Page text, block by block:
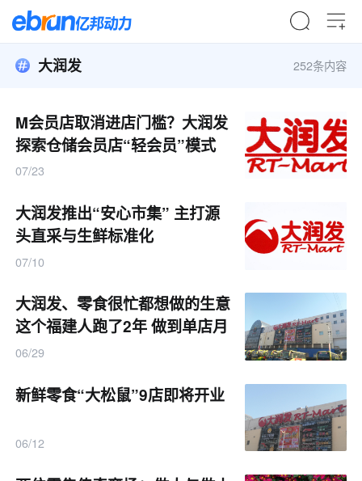
大润发 252条内容
M会员店取消进店门槛？大润发
探索仓储会员店“轻会员”模式
07/23
大润发推出“安心市集” 主打源
头直采与生鲜标准化
07/10
大润发、零食很忙都想做的生意
这个福建人跑了2年 做到单店月
销180万元
06/29
新鲜零食“大松鼠”9店即将开业
06/12